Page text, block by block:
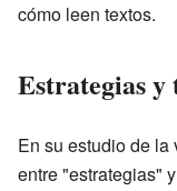
cómo leen textos.
Estrategias
En su estudio de
entre "estrategias"